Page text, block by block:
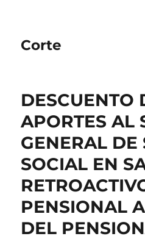
Corte
DESCUENTO
APORTES AL
GENERAL DE
SOCIAL EN
PENSIONAL
DEL